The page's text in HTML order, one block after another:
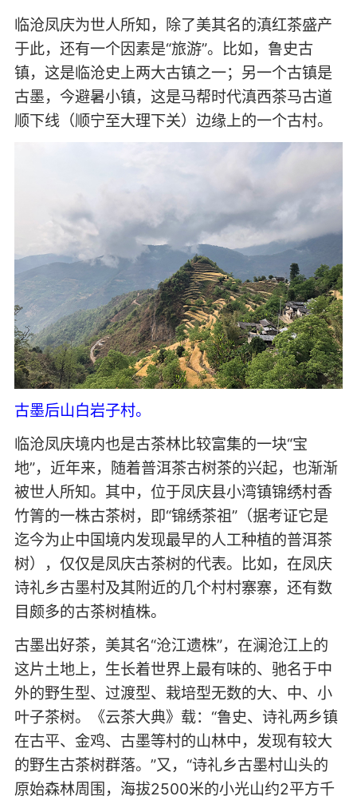
临沧凤庆为世人所知，除了美其名的滇红茶盛产
于此，还有一个因素是“旅游”。比如，鲁史古
镇，这是临沧史上两大古镇之一；另一个古镇是
古墨，今避暑小镇，这是马帮时代滇西茶马古道
顺下线（顺宁至大理下关）边缘上的一个古村。
古墨后山白岩子村。
临沧凤庆境内也是古茶林比较富集的一块“宝
地”，近年来，随着普洱茶古树茶的兴起，也渐渐
被世人所知。其中，位于凤庆县小湾镇锦绣村香
竹箐的一株古茶树，即“锦绣茶祖”（据考证它是
迄今为止中国境内发现最早的人工种植的普洱茶
树），仅仅是凤庆古茶树的代表。比如，在凤庆
诗礼乡古墨村及其附近的几个村村寨寨，还有数
目颇多的古茶树植株。
古墨出好茶，美其名“沧江遗株”，在澜沧江上的
这片土地上，生长着世界上最有味的、驰名于中
外的野生型、过渡型、栽培型无数的大、中、小
叶子茶树。《云茶大典》载：“鲁史、诗礼两乡镇
在古平、金鸡、古墨等村的山林中，发现有较大
的野生古茶树群落。”又，“诗礼乡古墨村山头的
原始森林周围，海拔2500米的小光山约2平方千